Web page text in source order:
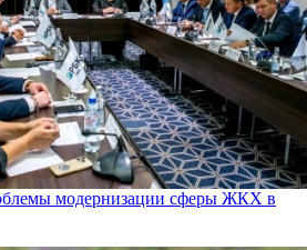
модернизации сферы ЖКХ в